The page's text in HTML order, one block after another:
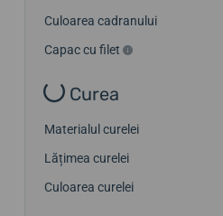
Culoarea cadranului
Capac cu filet
Curea
Materialul curelei
Lățimea curelei
Culoarea curelei